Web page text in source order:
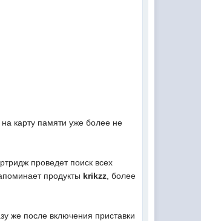
карту памяти уже более не
проведет поиск всех
продукты krikzz , более
же после включения приставки